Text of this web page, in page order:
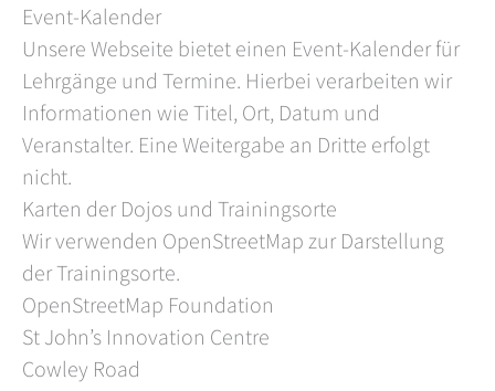
Event-Kalender
Unsere Webseite bietet einen Event-Kalender für
Lehrgänge und Termine. Hierbei verarbeiten wir
Informationen wie Titel, Ort, Datum und
Veranstalter. Eine Weitergabe an Dritte erfolgt
nicht.
Karten der Dojos und Trainingsorte
Wir verwenden OpenStreetMap zur Darstellung
der Trainingsorte.
OpenStreetMap Foundation
St John’s Innovation Centre
Cowley Road